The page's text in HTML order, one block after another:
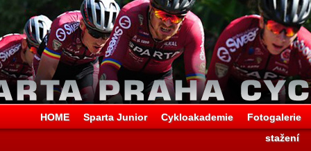
HOME Sparta Junior Cykloakademie
Fotogalerie
stažení